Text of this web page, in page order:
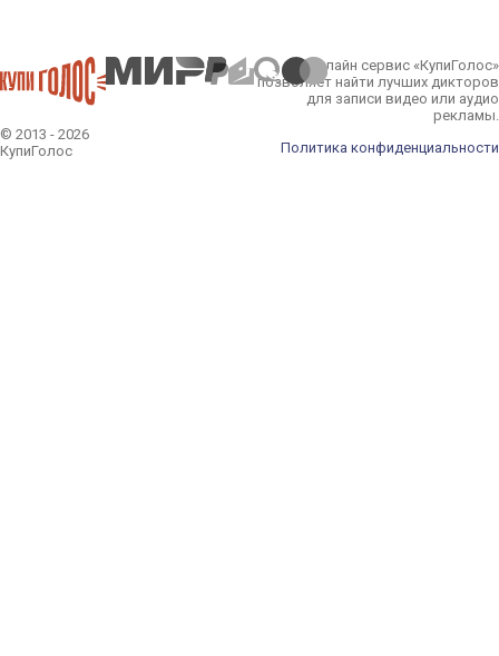
© 2013 - 2026
КупиГолос
Онлайн сервис «КупиГолос»
позволяет найти лучших дикторов
для записи видео или аудио
рекламы.
Политика конфиденциальности